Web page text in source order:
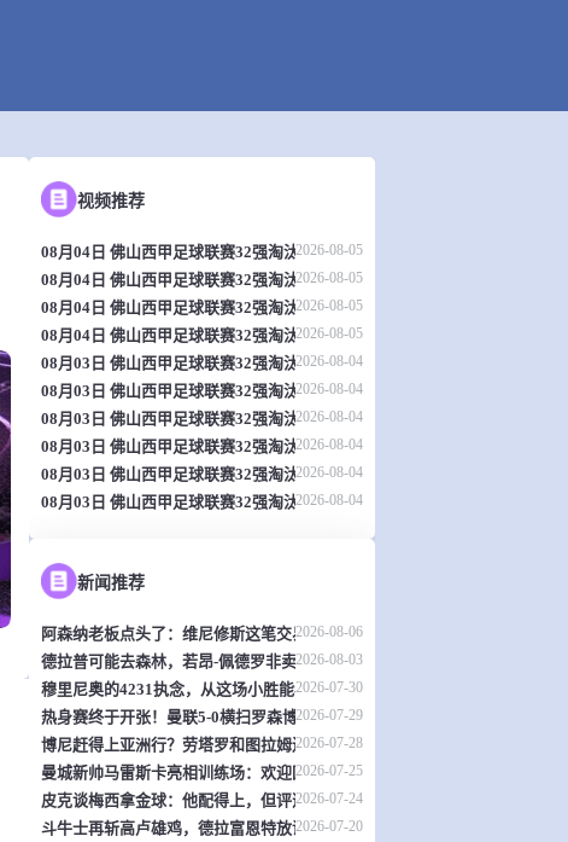
视频推荐
08月04日 佛山西甲足球联赛32强淘汰赛 肇庆恒骏成 VS 三七互娱 全场录像
2026-08-05
08月04日 佛山西甲足球联赛32强淘汰赛 贪玩游戏 VS 美的薪火 全场录像
2026-08-05
08月04日 佛山西甲足球联赛32强淘汰赛 广东西南建设 VS 香港圣徒 全场录像
2026-08-05
08月04日 佛山西甲足球联赛32强淘汰赛 藝品高國際 VS 湛江狂狼·粵辉能源
2026-08-05
08月03日 佛山西甲足球联赛32强淘汰赛 广州求信 VS 顺德新青年 全场录像
2026-08-04
08月03日 佛山西甲足球联赛32强淘汰赛 广东客家青年 VS 广州英华思力U17
2026-08-04
08月03日 佛山西甲足球联赛32强淘汰赛 大塘控股 VS 茂名市点都得 全场录像
2026-08-04
08月03日 佛山西甲足球联赛32强淘汰赛 广州蜀地红 VS 广州戴拿模 全场录像
2026-08-04
08月03日 佛山西甲足球联赛32强淘汰赛 广东凤铝 VS 湛江八部科技 全场录像
2026-08-04
08月03日 佛山西甲足球联赛32强淘汰赛 三水乐民兴健力宝 VS 中国澳门澳
2026-08-04
新闻推荐
阿森纳老板点头了：维尼修斯这笔交易，可能是英超史上最炸裂的转会？
2026-08-06
德拉普可能去森林，若昂-佩德罗非卖品？切尔西热身赛暴露不少问题
2026-08-03
穆里尼奥的4231执念，从这场小胜能看出什么？
2026-07-30
热身赛终于开张！曼联5-0横扫罗森博格，齐尔克泽传射，19岁小将惊艳全场
2026-07-29
博尼赶得上亚洲行？劳塔罗和图拉姆还得再歇两周
2026-07-28
曼城新帅马雷斯卡亮相训练场：欢迎回家！
2026-07-25
皮克谈梅西拿金球：他配得上，但评选标准？真搞不懂了
2026-07-24
斗牛士再斩高卢雄鸡，德拉富恩特放话：西班牙就是世界最强
2026-07-20